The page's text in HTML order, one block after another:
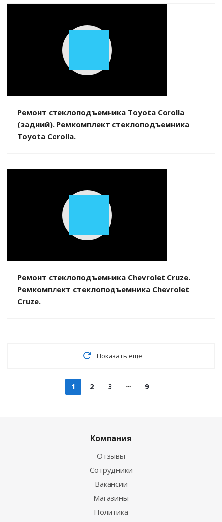
Play
Ремонт стеклоподъемника Toyota Corolla
(задний). Ремкомплект стеклоподъемника
Toyota Corolla.
Play
Ремонт стеклоподъемника Chevrolet Cruze.
Ремкомплект стеклоподъемника Chevrolet
Cruze.
Показать еще
1 2 3 9
Компания
Отзывы
Сотрудники
Вакансии
Магазины
Политика